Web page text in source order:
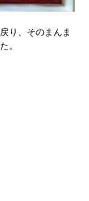
り、そのまんま
。